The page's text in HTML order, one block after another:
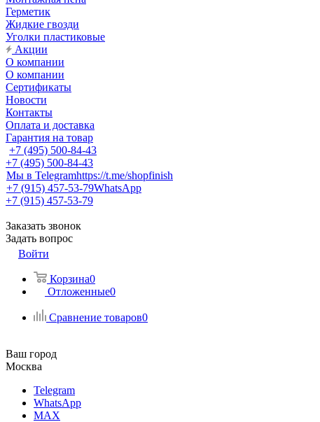
Герметик
Жидкие гвозди
Уголки пластиковые
Акции
О компании
О компании
Сертификаты
Новости
Контакты
Оплата и доставка
Гарантия на товар
+7 (495) 500-84-43
+7 (495) 500-84-43
Мы в Telegramhttps://t.me/shopfinish
+7 (915) 457-53-79WhatsApp
+7 (915) 457-53-79
Заказать звонок
Задать вопрос
Войти
Корзина0
Отложенные0
Сравнение товаров0
Ваш город
Москва
Telegram
WhatsApp
MAX